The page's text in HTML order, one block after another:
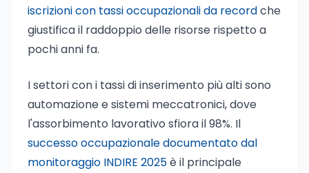
iscrizioni con tassi occupazionali da recordche
giustifica il raddoppio delle risorse rispetto a
pochi anni fa.
I settori con i tassi di inserimento più alti sono
automazione e sistemi meccatronici, dove
l'assorbimento lavorativo sfiora il 98%. Il
successo occupazionale documentato dal
monitoraggio INDIRE 2025è il principale